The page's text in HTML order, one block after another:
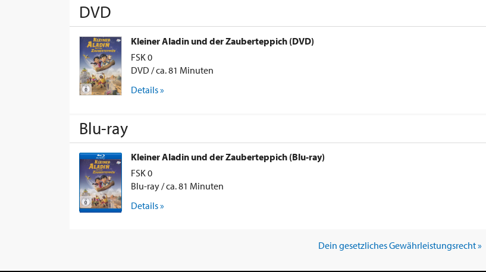
DVD
Kleiner Aladin und der Zauberteppich (DVD)
FSK 0
DVD / ca. 81 Minuten
Details »
Blu-ray
Kleiner Aladin und der Zauberteppich (Blu-ray)
FSK 0
Blu-ray / ca. 81 Minuten
Details »
Dein gesetzliches Gewährleistungsrecht »